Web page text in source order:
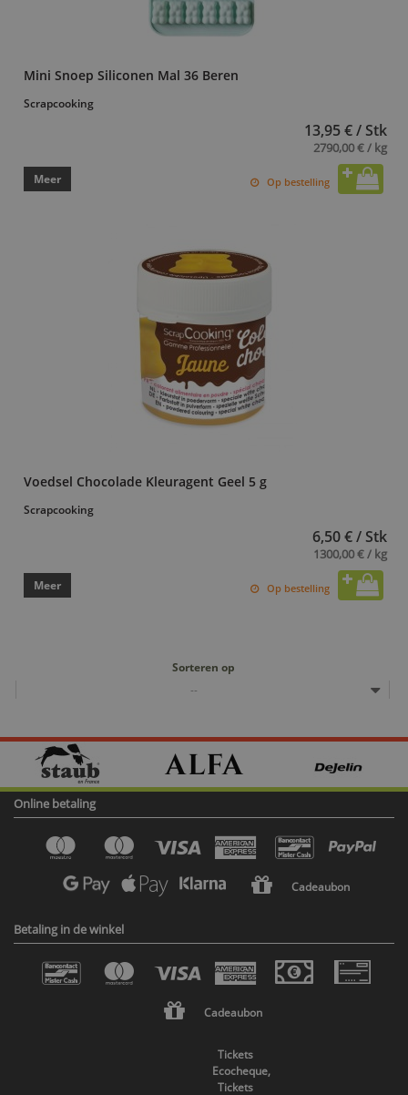
Mini Snoep Siliconen Mal 36 Beren
Scrapcooking
13,95 € / Stk
2790,00 € / kg
Meer Op bestelling
Voedsel Chocolade Kleuragent Geel 5 g
Scrapcooking
6,50 € / Stk
1300,00 € / kg
Meer Op bestelling
Sorteren op
--
Online betaling
Cadeaubon
Betaling in de winkel
Cadeaubon
Tickets
Ecocheque,
Tickets